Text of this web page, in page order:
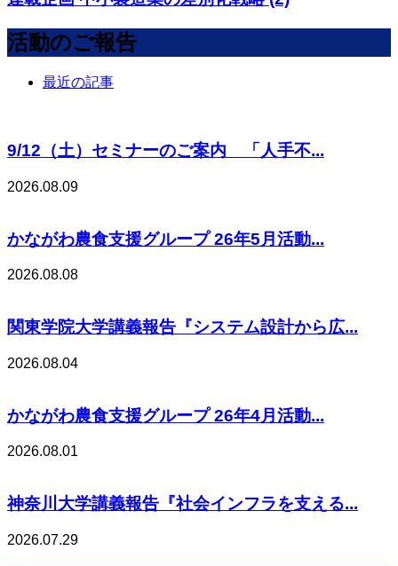
活動のご報告
最近の記事
9/12（土）セミナーのご案内 「人手不...
2026.08.09
かながわ農食支援グループ 26年5月活動...
2026.08.08
関東学院大学講義報告『システム設計から広...
2026.08.04
かながわ農食支援グループ 26年4月活動...
2026.08.01
神奈川大学講義報告『社会インフラを支える...
2026.07.29